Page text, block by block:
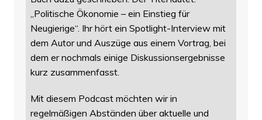
„Politische Ökonomie – ein Einstieg für
Neugierige“. Ihr hört ein Spotlight-Interview mit
dem Autor und Auszüge aus einem Vortrag, bei
dem er nochmals einige Diskussionsergebnisse
kurz zusammenfasst.
Mit diesem Podcast möchten wir in
regelmäßigen Abständen über aktuelle und